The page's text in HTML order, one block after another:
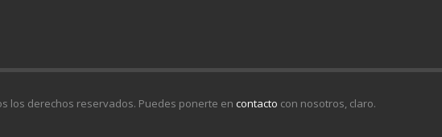
los derechos reservados. Puedes ponerte en contacto con nosotros, claro.